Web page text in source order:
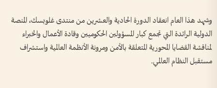
وشهد هذا العام انعقاد الدورة الحادية والعشرين من منتدى غلوبسك، المنصة
الدولية الرائدة التي تجمع كبار المسؤولين الحكوميين وقادة الأعمال والخبراء
لمناقشة القضايا المحورية المتعلقة بالأمن ومرونة الأنظمة العالمية واستشراف
مستقبل النظام العالمي.